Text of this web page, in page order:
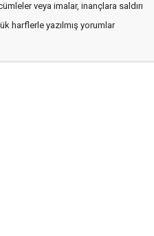
veya imalar, inançlara saldırı
harflerle yazılmış yorumlar